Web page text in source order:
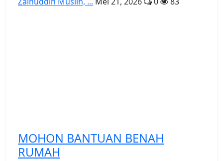
MOHON BANTUAN BENAH
RUMAH